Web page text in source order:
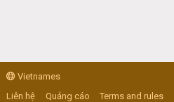
Vietnames
Liên hệ
Quảng cáo Terms and rules